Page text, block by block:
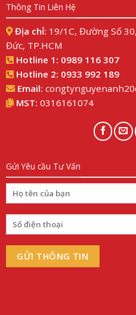
Thông Tin Liên Hệ
Địa chỉ: 19/1C, Đường Số
Đức, TP.HCM
Hotline 1: 0989 116 307
Hotline 2: 0933 992 189
Email:
MST: 0316161074
Gửi Yêu cầu Tư Vấn